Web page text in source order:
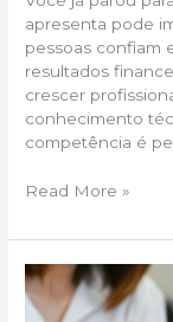
apresenta pode
pessoas confiam
resultados
crescer
conhecimento
competência é
Read More »
Por
que